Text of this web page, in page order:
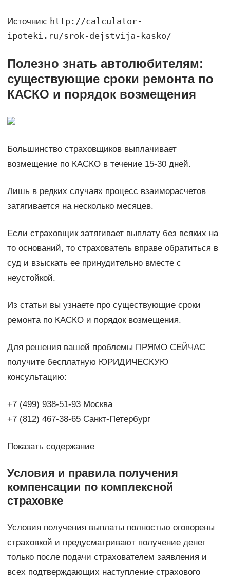
Источник: http://calculator-
ipoteki.ru/srok-dejstvija-kasko/
Полезно знать автолюбителям:
существующие сроки ремонта по
КАСКО и порядок возмещения
Большинство страховщиков выплачивает
возмещение по КАСКО в течение 15-30 дней.
Лишь в редких случаях процесс взаиморасчетов
затягивается на несколько месяцев.
Если страховщик затягивает выплату без всяких на
то оснований, то страхователь вправе обратиться в
суд и взыскать ее принудительно вместе с
неустойкой.
Из статьи вы узнаете про существующие сроки
ремонта по КАСКО и порядок возмещения.
Для решения вашей проблемы ПРЯМО СЕЙЧАС
получите бесплатную ЮРИДИЧЕСКУЮ
консультацию:
+7 (499) 938-51-93 Москва
+7 (812) 467-38-65 Санкт-Петербург
Показать содержание
Условия и правила получения
компенсации по комплексной
страховке
Условия получения выплаты полностью оговорены
страховкой и предусматривают получение денег
только после подачи страхователем заявления и
всех подтверждающих наступление страхового